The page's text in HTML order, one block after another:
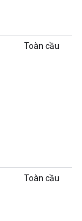
Toàn cầu
Toàn cầu